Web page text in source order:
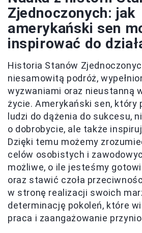
Zjednoczonych: jak
amerykański sen
inspirować do
Historia Stanów
niesamowitą podróż,
wyzwaniami oraz nieustanną
życie. Amerykański sen, który
ludzi do dążenia do sukcesu,
o dobrobycie, ale także
Dzięki temu możemy
celów osobistych i
możliwe, o ile jesteśmy
oraz stawić czoła
w stronę realizacji swoich
determinację pokoleń, które
praca i zaangażowanie